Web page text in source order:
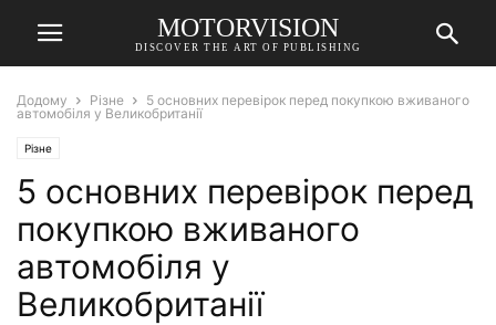
MOTORVISION
DISCOVER THE ART OF PUBLISHING
Додому Різне
5 основних перевірок перед покупкою вживаного
автомобіля у Великобританії
Різне
5 основних перевірок перед
покупкою вживаного
автомобіля у
Великобританії